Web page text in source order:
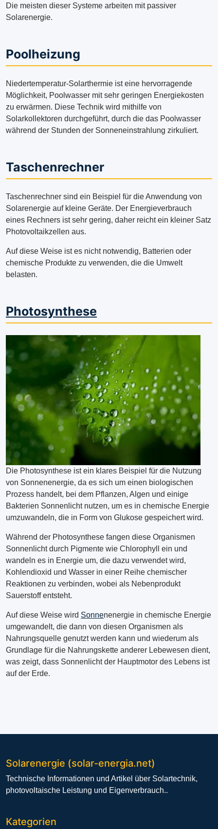
Die meisten dieser Systeme arbeiten mit passiver
Solarenergie.
Poolheizung
Niedertemperatur-Solarthermie ist eine hervorragende
Möglichkeit, Poolwasser mit sehr geringen Energiekosten
zu erwärmen. Diese Technik wird mithilfe von
Solarkollektoren durchgeführt, durch die das Poolwasser
während der Stunden der Sonneneinstrahlung zirkuliert.
Taschenrechner
Taschenrechner sind ein Beispiel für die Anwendung von
Solarenergie auf kleine Geräte. Der Energieverbrauch
eines Rechners ist sehr gering, daher reicht ein kleiner Satz
Photovoltaikzellen aus.
Auf diese Weise ist es nicht notwendig, Batterien oder
chemische Produkte zu verwenden, die die Umwelt
belasten.
Photosynthese
Die Photosynthese ist ein klares Beispiel für die Nutzung
von Sonnenenergie, da es sich um einen biologischen
Prozess handelt, bei dem Pflanzen, Algen und einige
Bakterien Sonnenlicht nutzen, um es in chemische Energie
umzuwandeln, die in Form von Glukose gespeichert wird.
Während der Photosynthese fangen diese Organismen
Sonnenlicht durch Pigmente wie Chlorophyll ein und
wandeln es in Energie um, die dazu verwendet wird,
Kohlendioxid und Wasser in einer Reihe chemischer
Reaktionen zu verbinden, wobei als Nebenprodukt
Sauerstoff entsteht.
Auf diese Weise wird Sonnenenergie in chemische Energie
umgewandelt, die dann von diesen Organismen als
Nahrungsquelle genutzt werden kann und wiederum als
Grundlage für die Nahrungskette anderer Lebewesen dient,
was zeigt, dass Sonnenlicht der Hauptmotor des Lebens ist
auf der Erde.
Solarenergie (solar-energia.net)
Technische Informationen und Artikel über Solartechnik,
photovoltaische Leistung und Eigenverbrauch..
Kategorien